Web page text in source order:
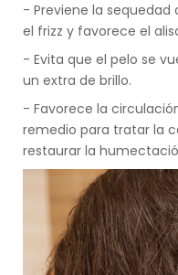
- Previene la
el frizz y favorece el
- Evita que el pelo se
un extra de brillo.
- Favorece la
remedio para tratar la
restaurar la